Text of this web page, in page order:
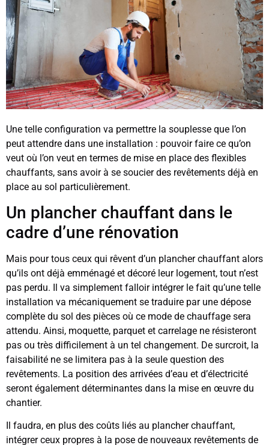
Une telle configuration va permettre la souplesse que l’on
peut attendre dans une installation : pouvoir faire ce qu’on
veut où l’on veut en termes de mise en place des flexibles
chauffants, sans avoir à se soucier des revêtements déjà en
place au sol particulièrement.
Un plancher chauffant dans le
cadre d’une rénovation
Mais pour tous ceux qui rêvent d’un plancher chauffant alors
qu’ils ont déjà emménagé et décoré leur logement, tout n’est
pas perdu. Il va simplement falloir intégrer le fait qu’une telle
installation va mécaniquement se traduire par une dépose
complète du sol des pièces où ce mode de chauffage sera
attendu. Ainsi, moquette, parquet et carrelage ne résisteront
pas ou très difficilement à un tel changement. De surcroit, la
faisabilité ne se limitera pas à la seule question des
revêtements. La position des arrivées d’eau et d’électricité
seront également déterminantes dans la mise en œuvre du
chantier.
Il faudra, en plus des coûts liés au plancher chauffant,
intégrer ceux propres à la pose de nouveaux revêtements de